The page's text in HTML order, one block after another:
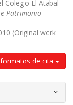
Colegio El Atabal
Patrimonio
(Original work
de cita